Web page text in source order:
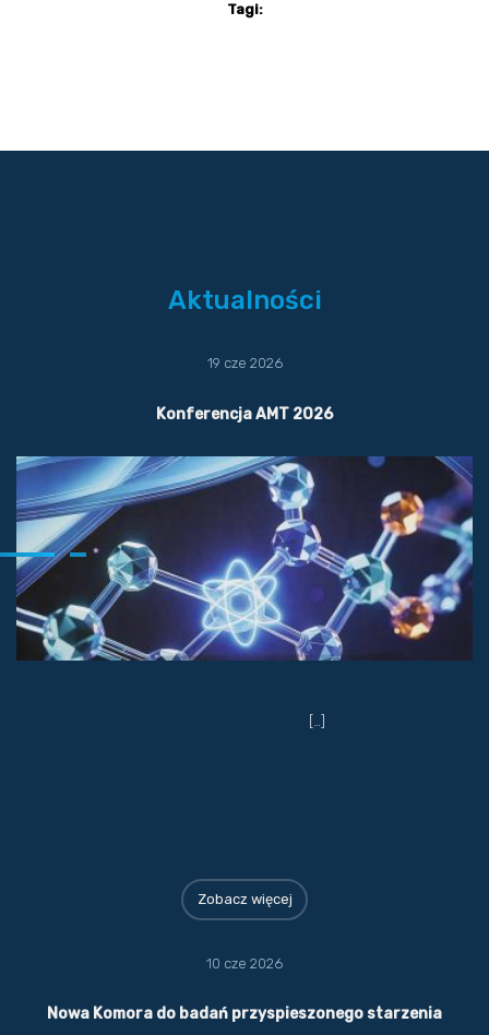
Tagi:
Aktualności
19 cze 2026
Konferencja AMT 2026
Zobacz więcej
10 cze 2026
Nowa Komora do badań przyspieszonego starzenia